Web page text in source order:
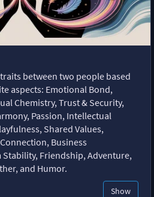
between two people based
aspects: Emotional Bond,
Chemistry, Trust & Security,
Passion, Intellectual
Shared Values,
Business
Friendship, Adventure,
and Humor.
Show